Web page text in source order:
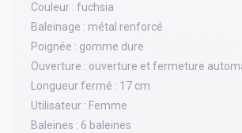
Couleur : fuchsia
Baleinage : métal renforcé
Poignée : gomme dure
Ouverture : ouverture et fermeture
Longueur fermé : 17 cm
Utilisateur : Femme
Baleines : 6 baleines